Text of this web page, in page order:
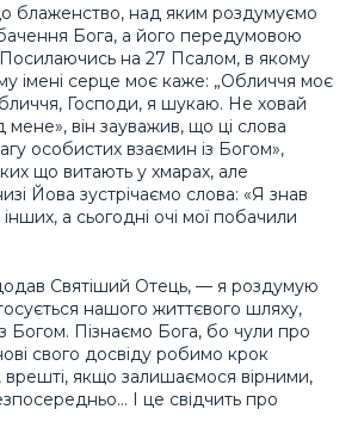
блаженство, над яким роздумуємо
бачення Бога, а його передумовою
на 27 Псалом, в якому
імені серце моє каже: „Обличчя моє
Господи, я шукаю. Не ховай
мене», він зауважив, що ці слова
особистих взаємин із Богом»,
що витають у хмарах, але
Йова зустрічаємо слова: «Я знав
а сьогодні очі мої побачили
Святіший Отець, — я роздумую
нашого життєвого шляху,
Богом. Пізнаємо Бога, бо чули про
свого досвіду робимо крок
врешті, якщо залишаємося вірними,
І це свідчить про